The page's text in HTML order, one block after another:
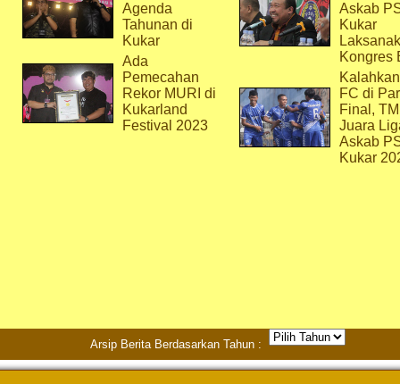
Agenda
Tahunan di
Kukar
Ada
Pemecahan
Rekor MURI di
Kukarland
Festival 2023
Askab
Kukar
Kongres
FC di
Final,
Juara
Askab
Kukar
Arsip Berita Berdasarkan Tahun :